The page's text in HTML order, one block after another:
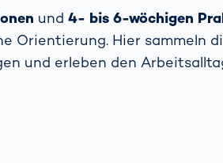
und4- bis 6-wöchigen
Orientierung. Hier sammeln
und erleben den